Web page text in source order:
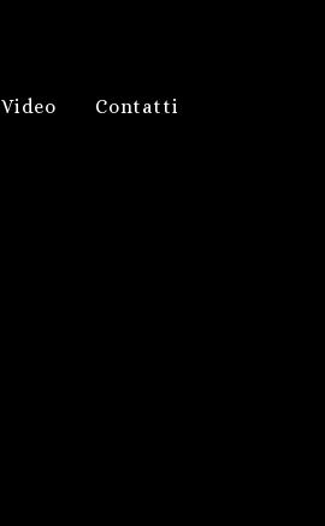
Video Contatti